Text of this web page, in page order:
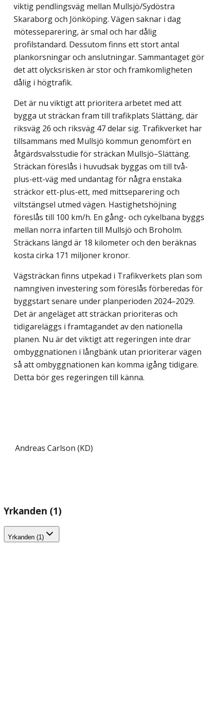
viktig pendlingsväg mellan Mullsjö/Sydöstra
Skaraborg och Jönköping. Vägen saknar i dag
mötesseparering, är smal och har dålig
profilstandard. Dessutom finns ett stort antal
plankorsningar och anslutningar. Sammantaget gör
det att olycksrisken är stor och framkomligheten
dålig i högtrafik.
Det är nu viktigt att prioritera arbetet med att
bygga ut sträckan fram till trafikplats Slättäng, där
riksväg 26 och riksväg 47 delar sig. Trafikverket har
tillsammans med Mullsjö kommun genomfört en
åtgärdsvalsstudie för sträckan Mullsjö–Slättäng.
Sträckan föreslås i huvudsak byggas om till två-
plus-ett-väg med undantag för några enstaka
sträckor ett-plus-ett, med mittseparering och
viltstängsel utmed vägen. Hastighetshöjning
föreslås till 100 km/h. En gång- och cykelbana byggs
mellan norra infarten till Mullsjö och Broholm.
Sträckans längd är 18 kilometer och den beräknas
kosta cirka 171 miljoner kronor.
Vägsträckan finns utpekad i Trafikverkets plan som
namngiven investering som föreslås förberedas för
byggstart senare under planperioden 2024–2029.
Det är angeläget att sträckan prioriteras och
tidigareläggs i framtagandet av den nationella
planen. Nu är det viktigt att regeringen inte drar
ombyggnationen i långbänk utan prioriterar vägen
så att ombyggnationen kan komma igång tidigare.
Detta bör ges regeringen till känna.
Andreas Carlson (KD)
Yrkanden (1)
Yrkanden (1)